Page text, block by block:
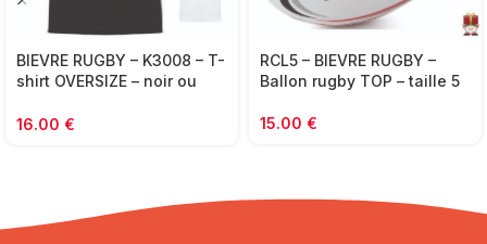
BIEVRE RUGBY – K3008 – T-
shirt OVERSIZE – noir ou
16.00 €
RCL5 – BIEVRE RUGBY –
Ballon rugby TOP – taille 5
15.00 €